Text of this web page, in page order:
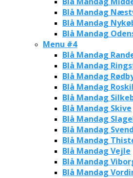
Blå Mandag
Blå Mandag
Blå Mandag
Menu #4
Blå Mandag
Blå Mandag
Blå Mandag
Blå Mandag
Blå Mandag
Blå Mandag Skive
Blå Mandag
Blå Mandag
Blå Mandag
Blå Mandag Vejle
Blå Mandag
Blå Mandag